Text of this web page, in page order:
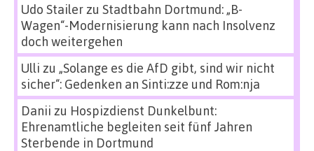
Udo Stailerzu Stadtbahn Dortmund: „B-
Wagen“-Modernisierung kann nach Insolvenz
doch weitergehen
Ulli zu „Solange es die AfD gibt, sind wir nicht
sicher“: Gedenken an Sinti:zze und Rom:nja
Danii zu Hospizdienst Dunkelbunt:
Ehrenamtliche begleiten seit fünf Jahren
Sterbende in Dortmund